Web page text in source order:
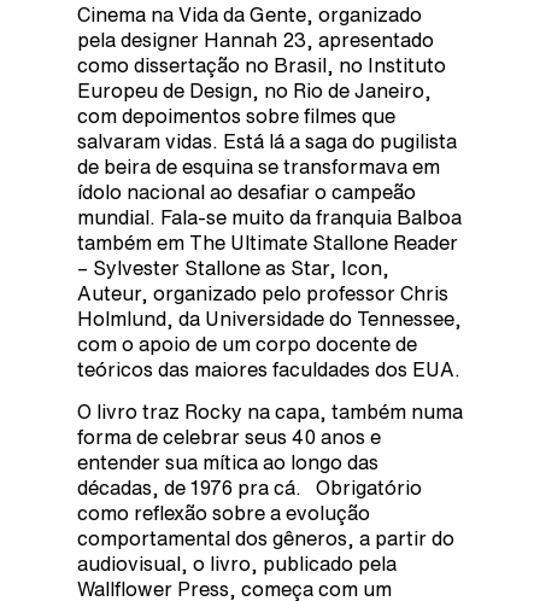
Cinema na Vida da Gente, organizado
pela designer Hannah 23, apresentado
como dissertação no Brasil, no Instituto
Europeu de Design, no Rio de Janeiro,
com depoimentos sobre filmes que
salvaram vidas. Está lá a saga do pugilista
de beira de esquina se transformava em
ídolo nacional ao desafiar o campeão
mundial. Fala-se muito da franquia Balboa
também em The Ultimate Stallone Reader
– Sylvester Stallone as Star, Icon,
Auteur, organizado pelo professor Chris
Holmlund, da Universidade do Tennessee,
com o apoio de um corpo docente de
teóricos das maiores faculdades dos EUA.
O livro traz Rocky na capa, também numa
forma de celebrar seus 40 anos e
entender sua mítica ao longo das
décadas, de 1976 pra cá. Obrigatório
como reflexão sobre a evolução
comportamental dos gêneros, a partir do
audiovisual, o livro, publicado pela
Wallflower Press, começa com um